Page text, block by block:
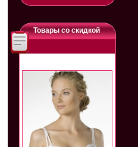
Товары со скидкой